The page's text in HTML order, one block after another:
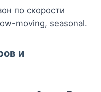
по скорости
moving, seasonal.
и